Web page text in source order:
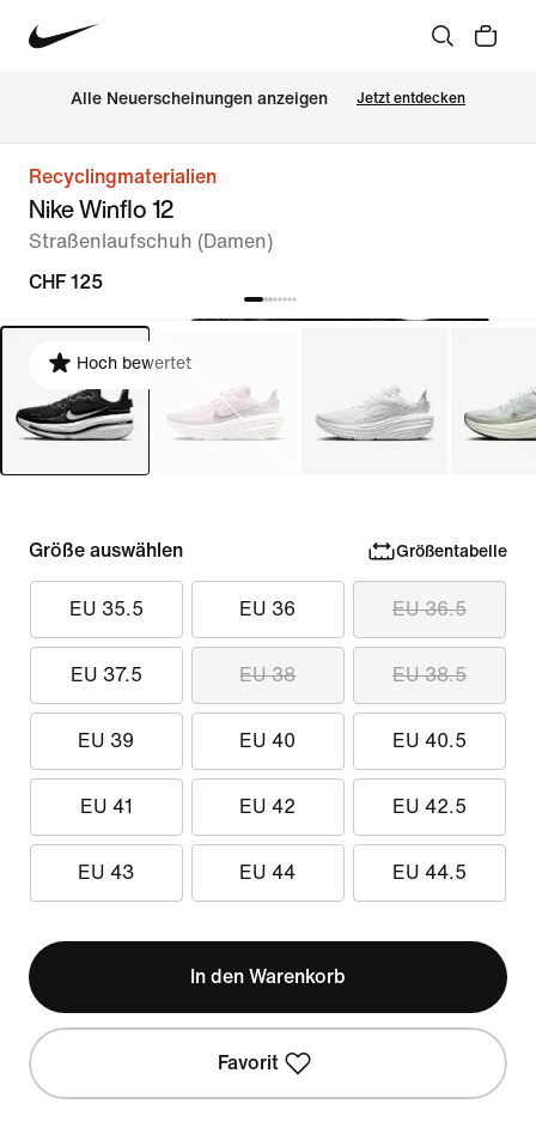
Alle Neuerscheinungen anzeigen Jetzt entdecken
Recyclingmaterialien
Nike Winflo 12
Straßenlaufschuh (Damen)
CHF 125
Hoch bewertet
Größe auswählen Größentabelle
EU 35.5 EU 36 EU 36.5
EU 37.5 EU 38 EU 38.5
EU 39 EU 40 EU 40.5
EU 41 EU 42 EU 42.5
EU 43 EU 44 EU 44.5
In den Warenkorb
Favorit